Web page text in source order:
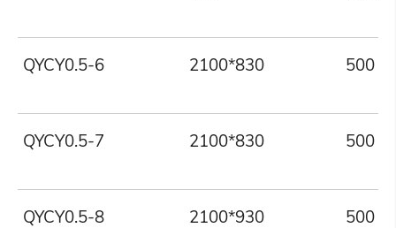
QYCY0.5-6 2100*830 500
QYCY0.5-7 2100*830 500
QYCY0.5-8 2100*930 500